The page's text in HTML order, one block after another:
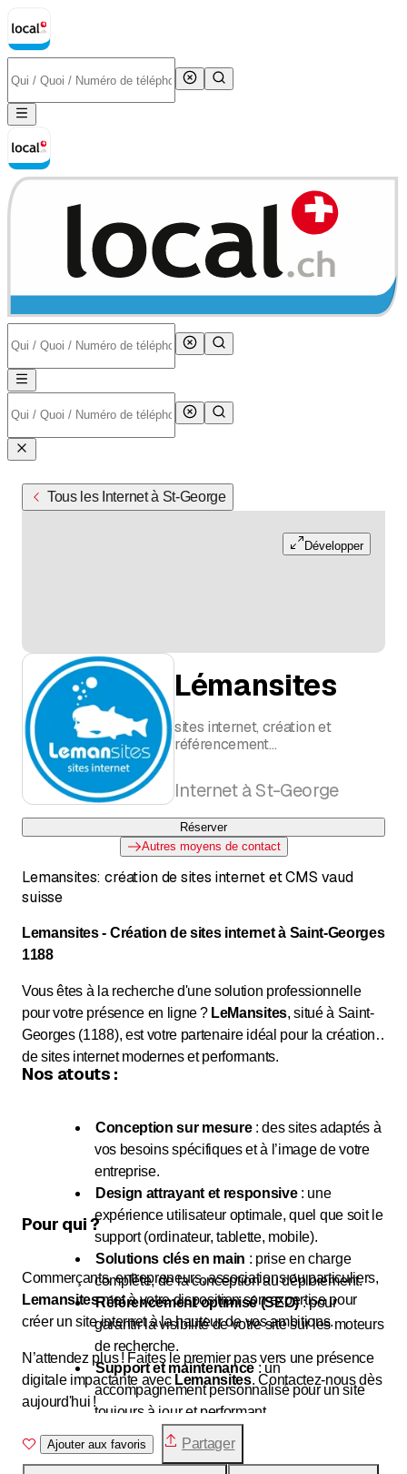
Tous les Internet à St-George
Développer
Lémansites
sites internet, création et
référencement
Internet à St-George
Réserver
Autres moyens de contact
Lemansites: création de sites internet et CMS vaud
suisse
Lemansites - Création de sites internet à Saint-Georges
1188
Vous êtes à la recherche d'une solution professionnelle
pour votre présence en ligne ? LeMansites, situé à Saint-
Georges (1188), est votre partenaire idéal pour la création
de sites internet modernes et performants.
Nos atouts :
Conception sur mesure: des sites adaptés à
vos besoins spécifiques et à l’image de votre
entreprise.
Design attrayant et responsive: une
expérience utilisateur optimale, quel que soit le
support (ordinateur, tablette, mobile).
Solutions clés en main : prise en charge
complète, de la conception au déploiement.
Référencement optimisé (SEO): pour
garantir la visibilité de votre site sur les moteurs
de recherche.
Support et maintenance: un
accompagnement personnalisé pour un site
toujours à jour et performant.
Pour qui ?
Commerçants, entrepreneurs, associations ou particuliers,
Lemansitesmet à votre disposition son expertise pour
créer un site internet à la hauteur de vos ambitions.
N’attendez plus ! Faites le premier pas vers une présence
digitale impactante avec Lemansites. Contactez-nous dès
aujourd'hui !
Ajouter aux favoris Partager